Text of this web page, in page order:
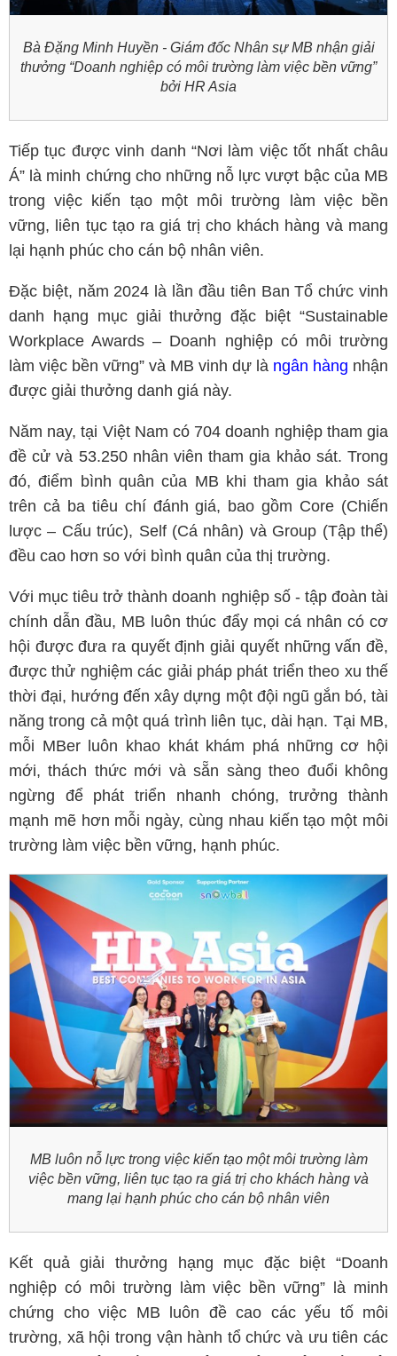
Bà Đặng Minh Huyền - Giám đốc Nhân sự MB nhận giải
thưởng “Doanh nghiệp có môi trường làm việc bền vững”
bởi HR Asia
Tiếp tục được vinh danh “Nơi làm việc tốt nhất châu
Á” là minh chứng cho những nỗ lực vượt bậc của MB
trong việc kiến tạo một môi trường làm việc bền
vững, liên tục tạo ra giá trị cho khách hàng và mang
lại hạnh phúc cho cán bộ nhân viên.
Đặc biệt, năm 2024 là lần đầu tiên Ban Tổ chức vinh
danh hạng mục giải thưởng đặc biệt “Sustainable
Workplace Awards – Doanh nghiệp có môi trường
làm việc bền vững” và MB vinh dự là ngân hàng nhận
được giải thưởng danh giá này.
Năm nay, tại Việt Nam có 704 doanh nghiệp tham gia
đề cử và 53.250 nhân viên tham gia khảo sát. Trong
đó, điểm bình quân của MB khi tham gia khảo sát
trên cả ba tiêu chí đánh giá, bao gồm Core (Chiến
lược – Cấu trúc), Self (Cá nhân) và Group (Tập thể)
đều cao hơn so với bình quân của thị trường.
Với mục tiêu trở thành doanh nghiệp số - tập đoàn tài
chính dẫn đầu, MB luôn thúc đẩy mọi cá nhân có cơ
hội được đưa ra quyết định giải quyết những vấn đề,
được thử nghiệm các giải pháp phát triển theo xu thế
thời đại, hướng đến xây dựng một đội ngũ gắn bó, tài
năng trong cả một quá trình liên tục, dài hạn. Tại MB,
mỗi MBer luôn khao khát khám phá những cơ hội
mới, thách thức mới và sẵn sàng theo đuổi không
ngừng để phát triển nhanh chóng, trưởng thành
mạnh mẽ hơn mỗi ngày, cùng nhau kiến tạo một môi
trường làm việc bền vững, hạnh phúc.
MB luôn nỗ lực trong việc kiến tạo một môi trường làm
việc bền vững, liên tục tạo ra giá trị cho khách hàng và
mang lại hạnh phúc cho cán bộ nhân viên
Kết quả giải thưởng hạng mục đặc biệt “Doanh
nghiệp có môi trường làm việc bền vững” là minh
chứng cho việc MB luôn đề cao các yếu tố môi
trường, xã hội trong vận hành tổ chức và ưu tiên các